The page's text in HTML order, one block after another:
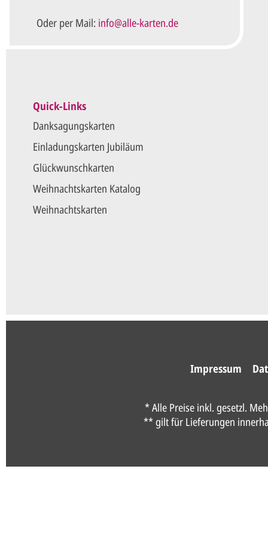
Oder per Mail: info@alle-karten.de
Quick-Links
Danksagungskarten
Einladungskarten Jubiläum
Glückwunschkarten
Weihnachtskarten Katalog
Weihnachtskarten
Impressum
* Alle Preise inkl. gesetzl.
** gilt für Lieferungen